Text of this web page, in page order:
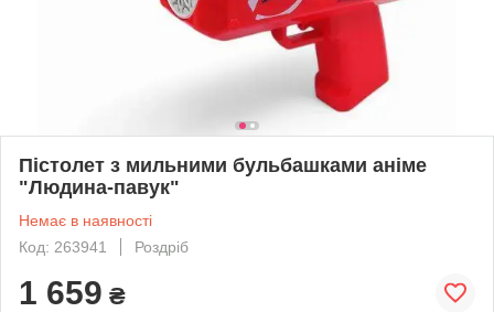
Пістолет з мильними бульбашками аніме
"Людина-павук"
Немає в наявності
Код: 263941
Роздріб
1 659 ₴